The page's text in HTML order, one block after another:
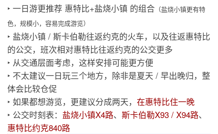
‣ 一日游更推荐 惠特比+盐烧小镇 的组合 （盐烧小镇更有特
色，规模小，容易完成游览）
‣ 盐烧小镇 / 斯卡伯勒往返约克的火车，以及往返惠特比
的公交，班次相对惠特比往返约克的公交更多
‣ 从交通层面考虑，这样安排可能更方便
‣ 不太建议一日玩三个地方，除非是夏天 / 早出晚归，整
体会比较仓促
‣ 如果都想游览，更建议分成两天， 在惠特比住一晚
‣ 公交时刻表： 盐烧小镇X4路、 斯卡伯勒X93 / X94路、
惠特比约克840路